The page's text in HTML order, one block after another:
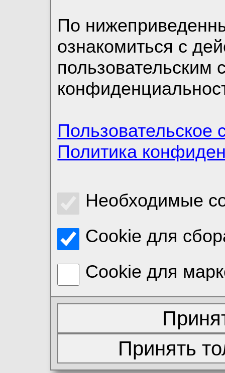
По
ознакомиться с
пользовательским
Пользовательское
Политика
Необходимые
Cookie для
Cookie для